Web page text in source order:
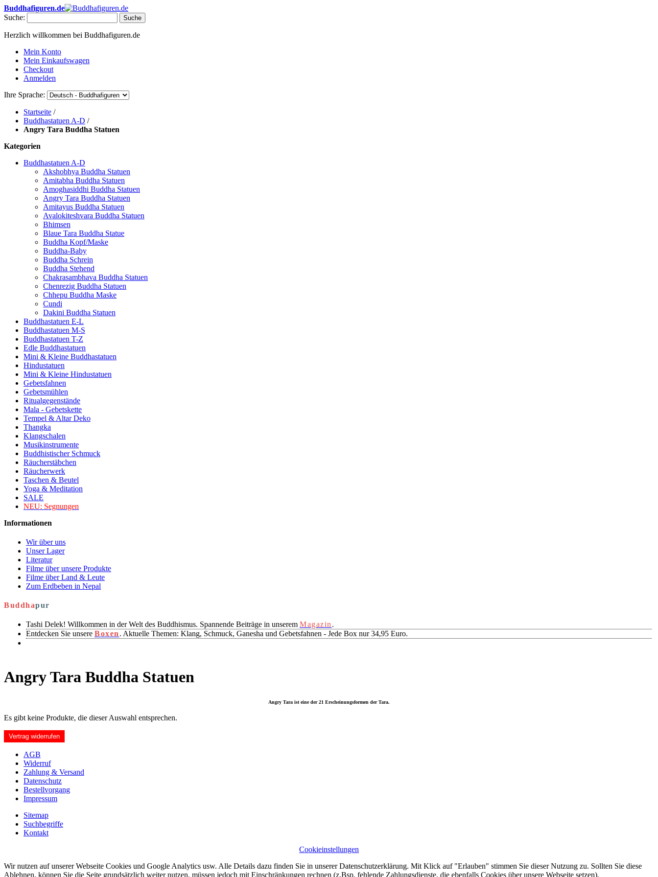
Buddhafiguren.de
Suche:
Suche
Herzlich willkommen bei Buddhafiguren.de
Mein Konto
Mein Einkaufswagen
Checkout
Anmelden
Ihre Sprache:
Startseite /
Buddhastatuen A-D /
Angry Tara Buddha Statuen
Kategorien
Buddhastatuen A-D
Akshobhya Buddha Statuen
Amitabha Buddha Statuen
Amoghasiddhi Buddha Statuen
Angry Tara Buddha Statuen
Amitayus Buddha Statuen
Avalokiteshvara Buddha Statuen
Bhimsen
Blaue Tara Buddha Statue
Buddha Kopf/Maske
Buddha-Baby
Buddha Schrein
Buddha Stehend
Chakrasambhava Buddha Statuen
Chenrezig Buddha Statuen
Chhepu Buddha Maske
Cundi
Dakini Buddha Statuen
Buddhastatuen E-L
Buddhastatuen M-S
Buddhastatuen T-Z
Edle Buddhastatuen
Mini & Kleine Buddhastatuen
Hindustatuen
Mini & Kleine Hindustatuen
Gebetsfahnen
Gebetsmühlen
Ritualgegenstände
Mala - Gebetskette
Tempel & Altar Deko
Thangka
Klangschalen
Musikinstrumente
Buddhistischer Schmuck
Räucherstäbchen
Räucherwerk
Taschen & Beutel
Yoga & Meditation
SALE
NEU: Segnungen
Informationen
Wir über uns
Unser Lager
Literatur
Filme über unsere Produkte
Filme über Land & Leute
Zum Erdbeben in Nepal
Buddhapur
Tashi Delek! Willkommen in der Welt des Buddhismus. Spannende Beiträge in unserem Magazin .
Entdecken Sie unsere Boxen . Aktuelle Themen: Klang, Schmuck, Ganesha und Gebetsfahnen - Jede Box nur 34,95 Euro.
Angry Tara Buddha Statuen
Angry Tara ist eine der 21 Erscheinungsformen der Tara.
Es gibt keine Produkte, die dieser Auswahl entsprechen.
Vertrag widerrufen
AGB
Widerruf
Zahlung & Versand
Datenschutz
Bestellvorgang
Impressum
Sitemap
Suchbegriffe
Kontakt
Cookieinstellungen
Wir nutzen auf unserer Webseite Cookies und Google Analytics usw. Alle Details dazu finden Sie in unserer Datenschutzerklärung. Mit Klick auf "Erlauben" stimmen Sie dieser Nutzung zu. Sollten Sie diese
Ablehnen, können Sie die Seite grundsätzlich weiter nutzen, müssen jedoch mit Einschränkungen rechnen (z.Bsp. fehlende Zahlungsdienste, die ebenfalls Cookies über unsere Webseite setzen).